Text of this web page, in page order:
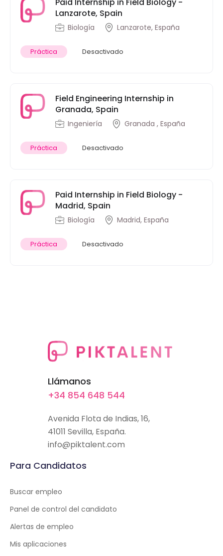
Lanzarote, Spain
Biología Lanzarote, España
Práctica Desactivado
Field Engineering Internship in
Granada, Spain
Ingeniería Granada , España
Práctica Desactivado
Paid Internship in Field Biology -
Madrid, Spain
Biología Madrid, España
Práctica Desactivado
Llámanos
+34 854 648 544
Avenida Flota de Indias, 16,
41011 Sevilla, España.
info@piktalent.com
Para Candidatos
Buscar empleo
Panel de control del candidato
Alertas de empleo
Mis aplicaciones